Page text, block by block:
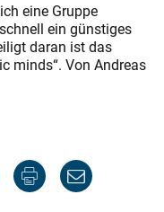
eine Gruppe
ein günstiges
daran ist das
minds“. Von Andreas